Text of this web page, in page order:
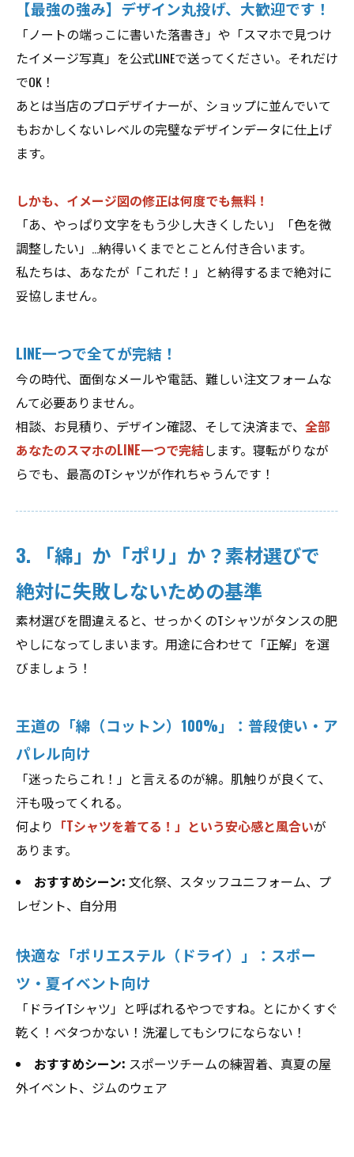
【最強の強み】デザイン丸投げ、大歓迎です！
「ノートの端っこに書いた落書き」や「スマホで見つけ
たイメージ写真」を公式LINEで送ってください。それだけ
でOK！
あとは当店のプロデザイナーが、ショップに並んでいて
もおかしくないレベルの完璧なデザインデータに仕上げ
ます。
しかも、イメージ図の修正は何度でも無料！
「あ、やっぱり文字をもう少し大きくしたい」「色を微
調整したい」...納得いくまでとことん付き合います。
私たちは、あなたが「これだ！」と納得するまで絶対に
妥協しません。
LINE一つで全てが完結！
今の時代、面倒なメールや電話、難しい注文フォームな
んて必要ありません。
相談、お見積り、デザイン確認、そして決済まで、 全部
あなたのスマホのLINE一つで完結します。寝転がりなが
らでも、最高のTシャツが作れちゃうんです！
3. 「綿」か「ポリ」か？素材選びで
絶対に失敗しないための基準
素材選びを間違えると、せっかくのTシャツがタンスの肥
やしになってしまいます。用途に合わせて「正解」を選
びましょう！
王道の「綿（コットン）100%」：普段使い・ア
パレル向け
「迷ったらこれ！」と言えるのが綿。肌触りが良くて、
汗も吸ってくれる。
何より 「Tシャツを着てる！」という安心感と風合いが
あります。
おすすめシーン: 文化祭、スタッフユニフォーム、プ
レゼント、自分用
快適な「ポリエステル（ドライ）」：スポー
ツ・夏イベント向け
「ドライTシャツ」と呼ばれるやつですね。とにかくすぐ
乾く！ベタつかない！洗濯してもシワにならない！
おすすめシーン: スポーツチームの練習着、真夏の屋
外イベント、ジムのウェア